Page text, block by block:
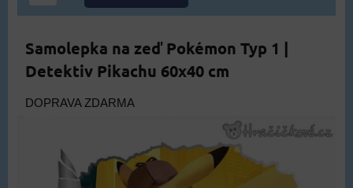
Samolepka na zeď Pokémon Typ 1 |
Detektiv Pikachu 60x40 cm
DOPRAVA ZDARMA